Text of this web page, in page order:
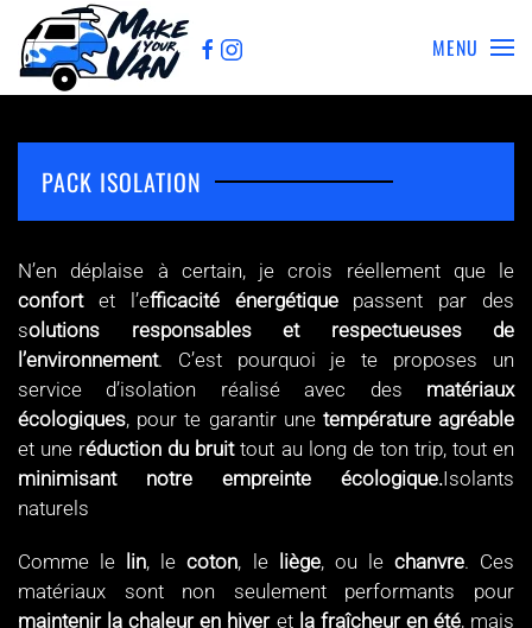
Skip to main content
MENU
PACK ISOLATION
N’en déplaise à certain, je crois réellement que le
confortet l’efficacité énergétiquepassent par des
solutions responsables et respectueuses de
l’environnement. C’est pourquoi je te proposes un
service d’isolation réalisé avec des matériaux
écologiques, pour te garantir une température agréable
et une réduction du bruittout au long de ton trip, tout en
minimisant notre empreinte écologique.Isolants
naturels
Comme le lin, lecoton, le liège, ou le chanvre. Ces
matériaux sont non seulement performants pour
maintenir la chaleur en hiveret la fraîcheur en été, mais